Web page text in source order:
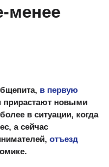
менее
в первую
прирастают новыми
в ситуации, когда
а сейчас
отъезд